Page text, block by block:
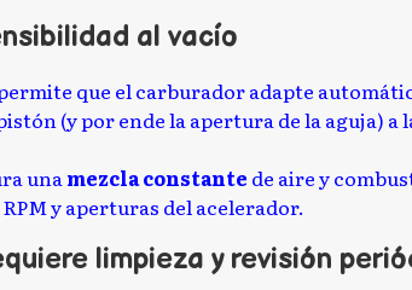
al vacío
que el carburador adapte
(y por ende la apertura de la aguja) a
unamezcla constante de aire y
y aperturas del acelerador.
limpieza y revisión